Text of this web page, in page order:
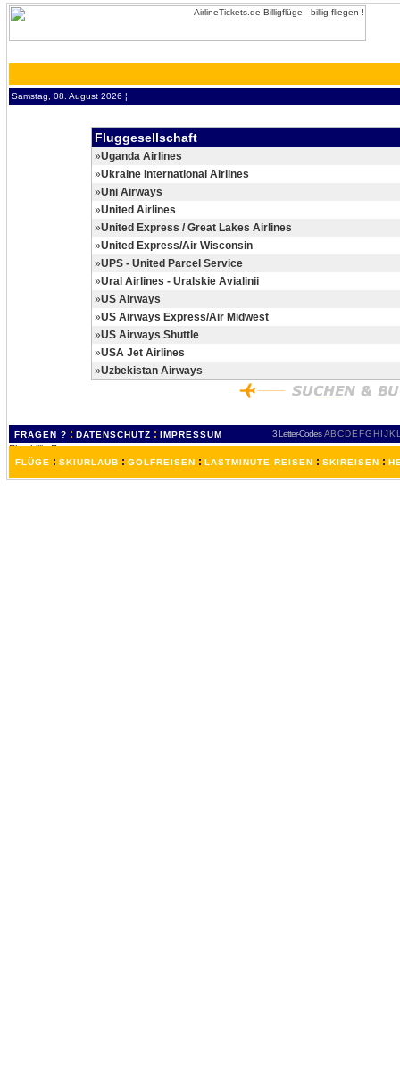
Samstag, 08. August 2026 ¦
Fluggesellschaft
»Uganda Airlines
»Ukraine International Airlines
»Uni Airways
»United Airlines
»United Express / Great Lakes Airlines
»United Express/Air Wisconsin
»UPS - United Parcel Service
»Ural Airlines - Uralskie Avialinii
»US Airways
»US Airways Express/Air Midwest
»US Airways Shuttle
»USA Jet Airlines
»Uzbekistan Airways
FRAGEN ? : DATENSCHUTZ : IMPRESSUM 3 Letter-Codes ABCDEFGH IJKL
FLÜGE : SKIURLAUB : GOLFREISEN : LASTMINUTE REISEN : SKIREISEN :